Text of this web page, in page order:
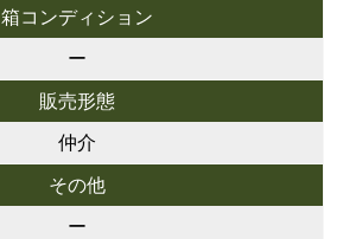
箱コンディション
ー
販売形態
仲介
その他
ー